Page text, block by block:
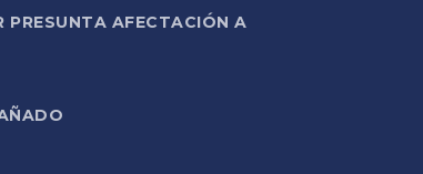
PRESUNTA AFECTACIÓN A